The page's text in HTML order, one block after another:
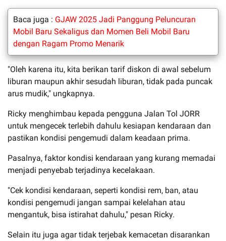
Baca juga : GJAW 2025 Jadi Panggung Peluncuran
Mobil Baru Sekaligus dan Momen Beli Mobil Baru
dengan Ragam Promo Menarik
"Oleh karena itu, kita berikan tarif diskon di awal sebelum
liburan maupun akhir sesudah liburan, tidak pada puncak
arus mudik," ungkapnya.
Ricky menghimbau kepada pengguna Jalan Tol JORR
untuk mengecek terlebih dahulu kesiapan kendaraan dan
pastikan kondisi pengemudi dalam keadaan prima.
Pasalnya, faktor kondisi kendaraan yang kurang memadai
menjadi penyebab terjadinya kecelakaan.
"Cek kondisi kendaraan, seperti kondisi rem, ban, atau
kondisi pengemudi jangan sampai kelelahan atau
mengantuk, bisa istirahat dahulu," pesan Ricky.
Selain itu juga agar tidak terjebak kemacetan disarankan